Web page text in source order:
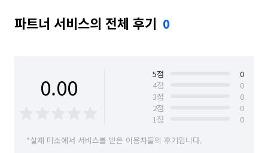
파트너 서비스의 전체 후기 0
0.00 5점
0
4점
0
3점
0
2점
0
1점
0
*실제 미소에서 서비스를 받은 이용자들의 후기입니다.